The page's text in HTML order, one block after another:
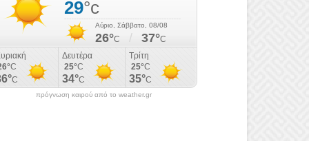
πρόγνωση καιρού από το weather.gr